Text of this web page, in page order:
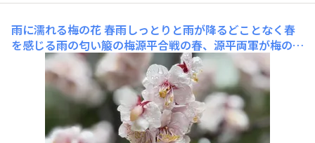
雨に濡れる梅の花春雨しっとりと雨が降るどことなく春
を感じる雨の匂い箙の梅源平合戦の春、源平両軍が梅の枝
を箙に差して生田の森を戦った事からそう呼ばれているそ
うです。吹く風を何いとひけむ梅の花散り来る時ぞ香はま
さりける-凡河内躬恒(おおしこうちのみつね)の歌より- 雨
雫に濡れる梅の香りとしっとり降る雨そしてこ